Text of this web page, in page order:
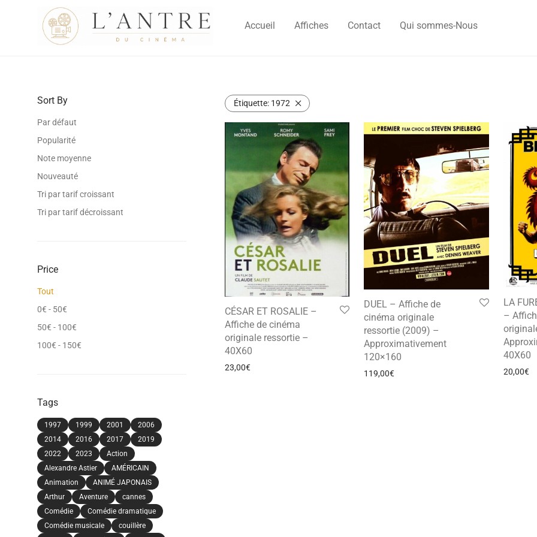
Accueil Affiches Contact Qui sommes-Nous
Sort By
Par défaut
Popularité
Note moyenne
Nouveauté
Tri par tarif croissant
Tri par tarif décroissant
Price
Tout
0€ - 50€
50€ - 100€
100€ - 150€
Tags
1997 1999 2001
2006
2014
2016 2017
2019
2022
2023
Action
Alexandre Astier
AMÉRICAIN
Animation
ANIMÉ JAPONAIS
Arthur
Aventure
cannes
Comédie
Comédie dramatique
Comédie musicale
couillère
Étiquette: 1972
CÉSAR ET ROSALIE –
Affiche de cinéma
originale ressortie –
40X60
23,00€
DUEL – Affiche de
cinéma originale
ressortie (2009) –
Approximativement
120×160
119,00€
LA
–
40X60
20,00€